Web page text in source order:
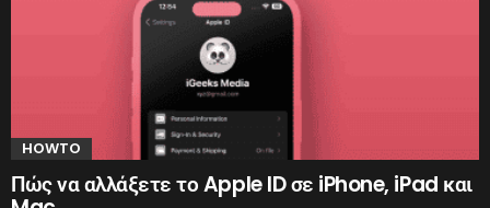
HOWTO
Πώς να αλλάξετε το Apple ID σε iPhone, iPad και